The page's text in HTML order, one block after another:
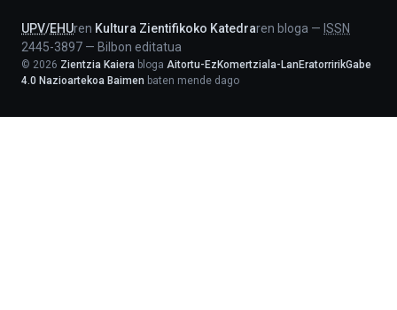
UPV/EHUren Kultura Zientifikoko Katedraren bloga — ISSN
2445-3897 — Bilbon editatua
© 2026 Zientzia Kaiera bloga Aitortu-EzKomertziala-LanEratorririkGabe
4.0 Nazioartekoa Baimen baten mende dago